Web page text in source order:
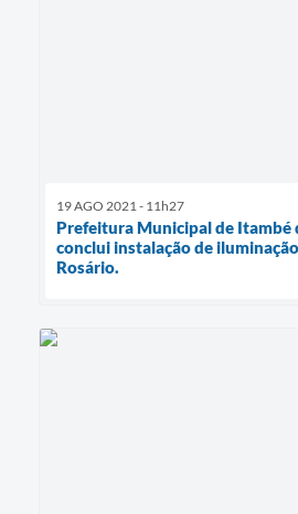
19 AGO 2021 - 11h27
Prefeitura Municipal de
conclui instalação de
Rosário.